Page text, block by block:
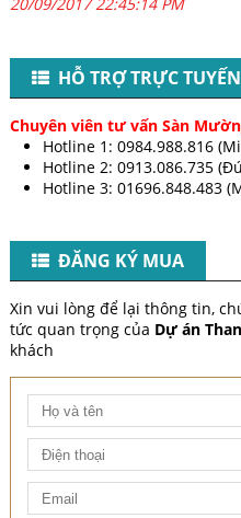
20/09/2017 22:45:14 PM
HỖ TRỢ TRỰC TUYẾN
Chuyên viên tư vấn Sàn
Hotline 1: 0984.988.816
Hotline 2: 0913.086.735
Hotline 3:
ĐĂNG KÝ MUA
Xin vui lòng để lại thông tin,
tức quan trọng của Dự án
khách